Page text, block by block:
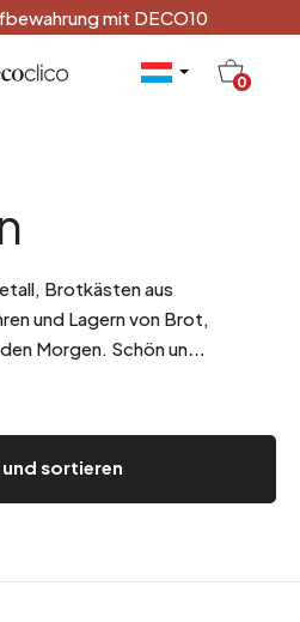
mit DECO10
0
Brotkästen aus
und Lagern von Brot,
Morgen. Schön und
sortieren